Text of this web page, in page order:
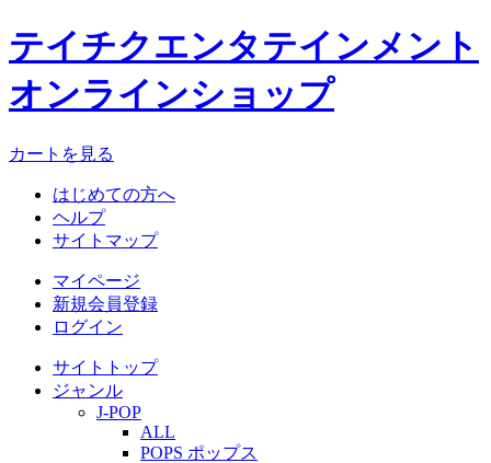
テイチクエンタテインメント
オンラインショップ
カートを見る
はじめての方へ
ヘルプ
サイトマップ
マイページ
新規会員登録
ログイン
サイトトップ
ジャンル
J-POP
ALL
POPS ポップス